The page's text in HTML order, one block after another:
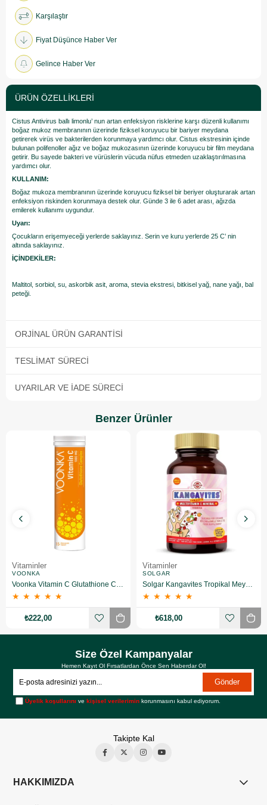
Karşılaştır
Fiyat Düşünce Haber Ver
Gelince Haber Ver
ÜRÜN ÖZELLIKLERI
Cistus Antivirus ballı limonlu’ nun artan enfeksiyon risklerine karşı düzenli kullanımı
boğaz mukoz membranının üzerinde fiziksel koruyucu bir bariyer meydana
getirerek virüs ve bakterilerden korunmaya yardımcı olur. Cistus ekstresinin içinde
bulunan polifenoller ağız ve boğaz mukozasının üzerinde koruyucu bir film meydana
getirir. Bu sayede bakteri ve vürüslerin vücuda nüfus etmeden uzaklaştırılmasına
yardımcı olur.
KULLANIM:
Boğaz mukoza membranının üzerinde koruyucu fiziksel bir beriyer oluşturarak artan
enfeksiyon riskinden korunmaya destek olur. Günde 3 ile 6 adet arası, ağızda
emilerek kullanımı uygundur.
Uyarı:
Çocukların erişemyeceği yerlerde saklayınız. Serin ve kuru yerlerde 25 C’ nin
altında saklayınız.
İÇİNDEKİLER:
Maltitol, sorbiol, su, askorbik asit, aroma, stevia ekstresi, bitkisel yağ, nane yağı, bal
peteği.
ORJINAL ÜRÜN GARANTISI
TESLIMAT SÜRECI
UYARILAR VE İADE SÜRECI
Benzer Ürünler
Vitaminler
VOONKA
★ ★ ★ ★ ★
₺222,00
Vitaminler
SOLGAR
★ ★ ★ ★ ★
₺618,00
Size Özel Kampanyalar
Hemen Kayıt Ol Fırsatlardan Önce Sen Haberdar Ol!
Gönder
Üyelik koşullarını vekişisel verilerimin korunmasını kabul ediyorum.
Takipte Kal
HAKKIMIZDA